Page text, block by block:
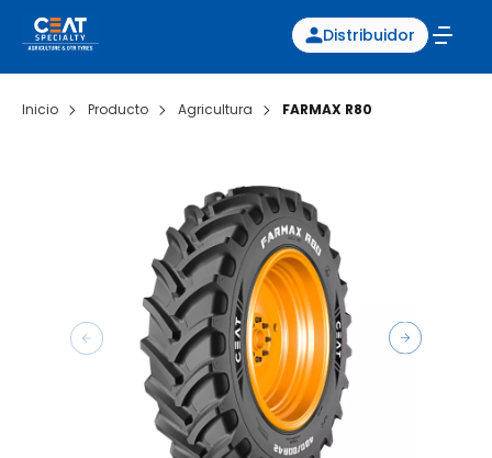
Distribuidor
Inicio Producto Agricultura FARMAX R80